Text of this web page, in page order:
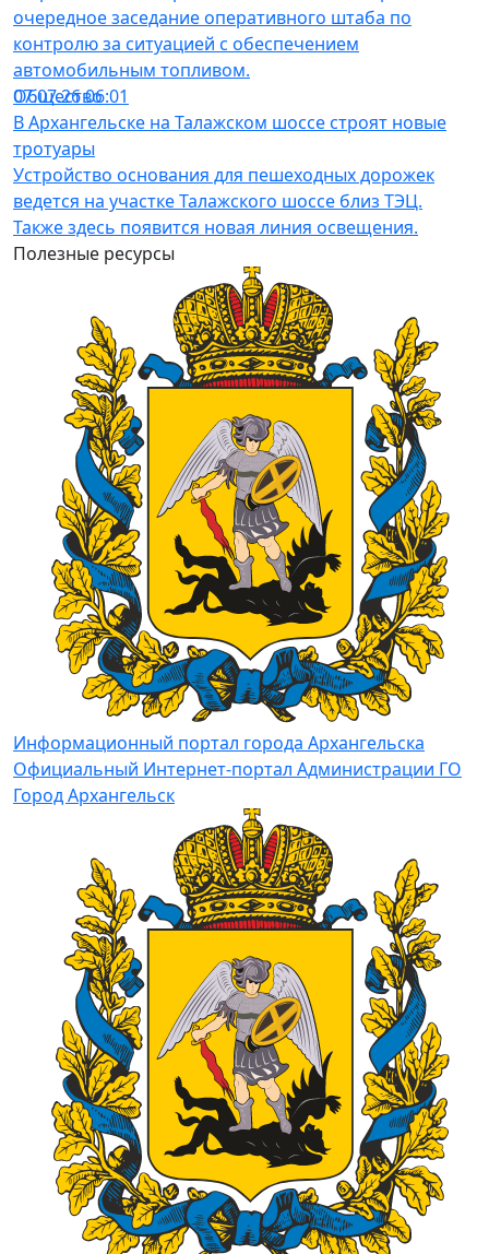
очередное заседание оперативного штаба по
контролю за ситуацией с обеспечением
автомобильным топливом.
Общество
07.07.26 06:01
В Архангельске на Талажском шоссе строят новые
тротуары
Устройство основания для пешеходных дорожек
ведется на участке Талажского шоссе близ ТЭЦ.
Также здесь появится новая линия освещения.
Полезные ресурсы
Информационный портал города Архангельска
Официальный Интернет-портал Администрации ГО
Город Архангельск